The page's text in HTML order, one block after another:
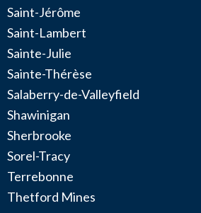
Saint-Jérôme
Saint-Lambert
Sainte-Julie
Sainte-Thérèse
Salaberry-de-Valleyfield
Shawinigan
Sherbrooke
Sorel-Tracy
Terrebonne
Thetford Mines